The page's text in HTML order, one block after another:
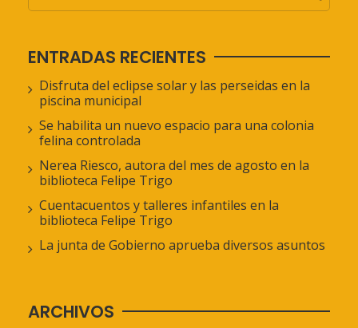
ENTRADAS RECIENTES
Disfruta del eclipse solar y las perseidas en la
piscina municipal
Se habilita un nuevo espacio para una colonia
felina controlada
Nerea Riesco, autora del mes de agosto en la
biblioteca Felipe Trigo
Cuentacuentos y talleres infantiles en la
biblioteca Felipe Trigo
La junta de Gobierno aprueba diversos asuntos
ARCHIVOS